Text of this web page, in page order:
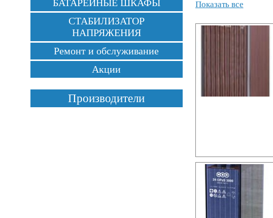
Показать все
БАТАРЕЙНЫЕ ШКАФЫ
СТАБИЛИЗАТОР
НАПРЯЖЕНИЯ
Ремонт и обслуживание
Акции
Производители